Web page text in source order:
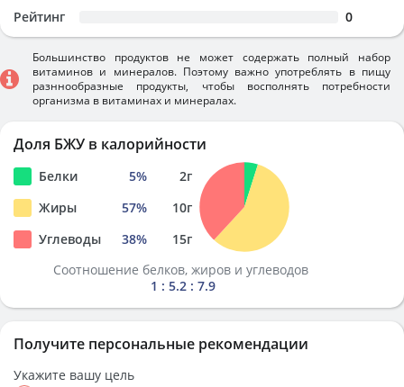
Рейтинг 0
Большинство продуктов не может содержать полный набор
витаминов и минералов. Поэтому важно употреблять в пищу
разннообразные продукты, чтобы восполнять потребности
организма в витаминах и минералах.
Доля БЖУ в калорийности
Белки 5% 2г
Жиры
57% 10г
Углеводы
38% 15г
Соотношение белков, жиров и углеводов
1 : 5.2 : 7.9
Получите персональные рекомендации
Укажите вашу цель